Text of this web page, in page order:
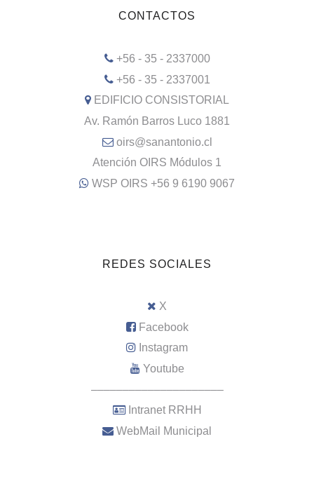
CONTACTOS
+56 - 35 - 2337000
+56 - 35 - 2337001
EDIFICIO CONSISTORIAL
Av. Ramón Barros Luco 1881
oirs@sanantonio.cl
Atención OIRS Módulos 1
WSP OIRS +56 9 6190 9067
REDES SOCIALES
X
Facebook
Instagram
Youtube
–––––––––––––––––––––
Intranet RRHH
WebMail Municipal